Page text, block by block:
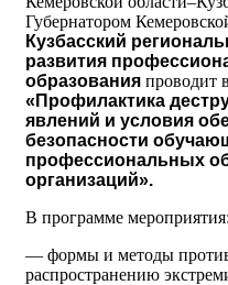
Губернатором
Кузбасский
развития
образования проводит
« Профилактика
явлений и условия
безопасности
профессиональных
организаций».
В программе мероприятия:
— формы и методы
распространению